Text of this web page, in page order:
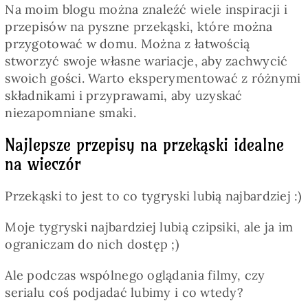
Na moim blogu można znaleźć wiele inspiracji i
przepisów na pyszne przekąski, które można
przygotować w domu. Można z łatwością
stworzyć swoje własne wariacje, aby zachwycić
swoich gości. Warto eksperymentować z różnymi
składnikami i przyprawami, aby uzyskać
niezapomniane smaki.
Najlepsze przepisy na przekąski idealne
na wieczór
Przekąski to jest to co tygryski lubią najbardziej :)
Moje tygryski najbardziej lubią czipsiki, ale ja im
ograniczam do nich dostęp ;)
Ale podczas wspólnego oglądania filmy, czy
serialu coś podjadać lubimy i co wtedy?